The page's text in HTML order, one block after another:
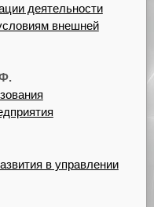
деятельности
внешней
в управлении